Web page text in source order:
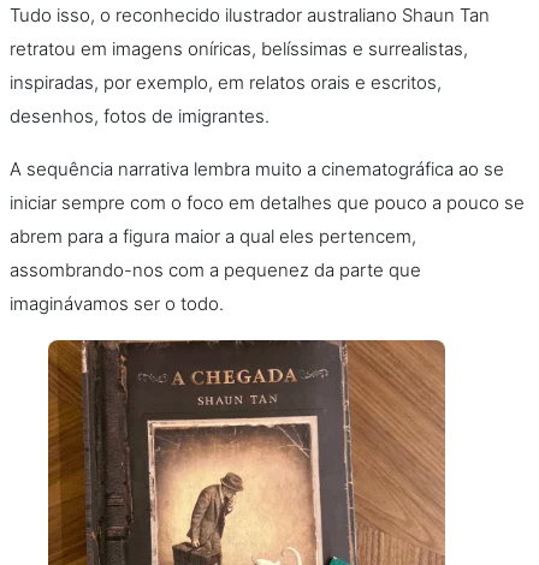
Tudo isso, o reconhecido ilustrador australiano Shaun Tan
retratou em imagens oníricas, belíssimas e surrealistas,
inspiradas, por exemplo, em relatos orais e escritos,
desenhos, fotos de imigrantes.
A sequência narrativa lembra muito a cinematográfica ao se
iniciar sempre com o foco em detalhes que pouco a pouco se
abrem para a figura maior a qual eles pertencem,
assombrando-nos com a pequenez da parte que
imaginávamos ser o todo.